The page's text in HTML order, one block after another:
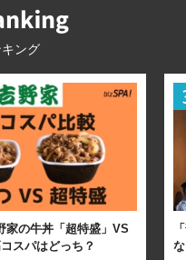
ング
家の牛丼「超特盛」VS
スパはどっち？